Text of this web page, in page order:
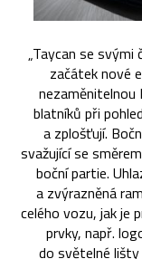
„Taycan se
začátek nové
nezaměnitelnou
blatníků při
a zplošťují.
svažující se
boční partie.
a zvýrazněná
celého vozu, jak je
prvky, např.
do světelné lišty